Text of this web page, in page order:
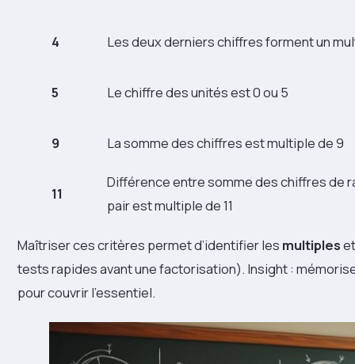
4 Les deux derniers chiffres forment un
5 Le chiffre des unités est 0 ou 5
9 La somme des chiffres est multiple de 9
11
Différence entre somme des chiffres de
pair est multiple de 11
Maîtriser ces critères permet d’identifier les multiples
tests rapides avant une factorisation). Insight :
pour couvrir l’essentiel.